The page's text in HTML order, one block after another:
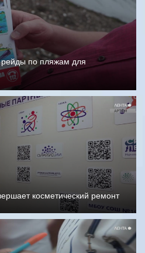
по пляжам для
косметический ремонт